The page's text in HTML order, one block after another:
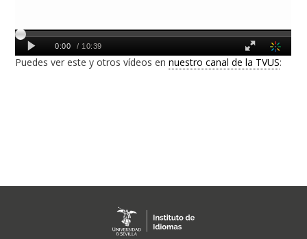
Puedes ver este y otros vídeos ennuestro canal de la TVUS: